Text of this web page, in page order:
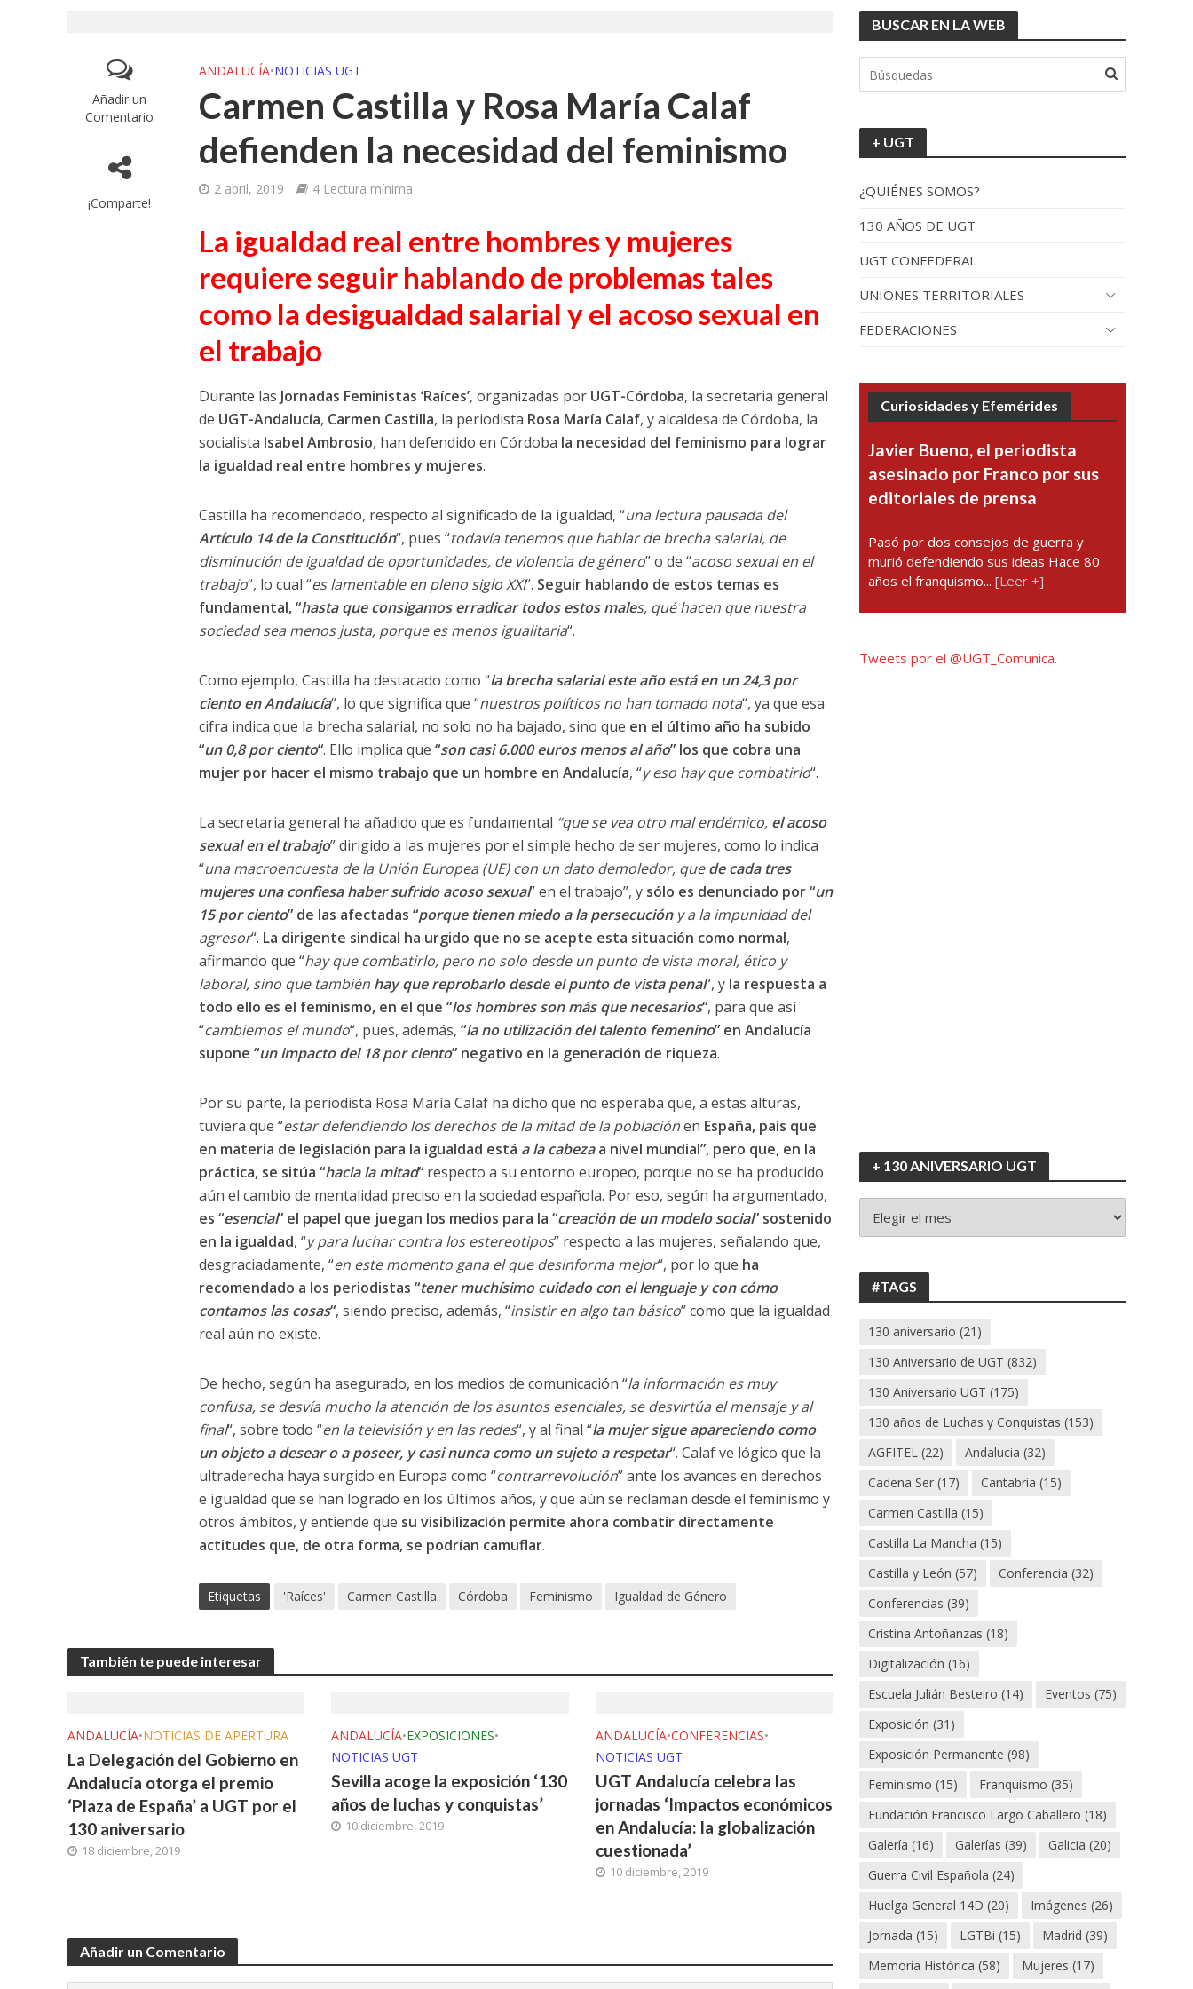
Añadir un
Comentario
¡Comparte!
ANDALUCÍA•NOTICIAS UGT
Carmen Castilla y Rosa María Calaf
defienden la necesidad del feminismo
2 abril, 2019 4 Lectura mínima
La igualdad real entre hombres y mujeres
requiere seguir hablando de problemas tales
como la desigualdad salarial y el acoso sexual en
el trabajo
Durante las Jornadas Feministas ‘Raíces’, organizadas por UGT-Córdoba, la secretaria general
de UGT-Andalucía, Carmen Castilla, la periodista Rosa María Calaf, y alcaldesa de Córdoba, la
socialista Isabel Ambrosio, han defendido en Córdoba la necesidad del feminismo para lograr
la igualdad real entre hombres y mujeres.
Castilla ha recomendado, respecto al significado de la igualdad, “una lectura pausada del
Artículo 14 de la Constitución“, pues “todavía tenemos que hablar de brecha salarial, de
disminución de igualdad de oportunidades, de violencia de género” o de “acoso sexual en el
trabajo“, lo cual “es lamentable en pleno siglo XXI“. Seguir hablando de estos temas es
fundamental, “hasta que consigamos erradicar todos estos males, qué hacen que nuestra
sociedad sea menos justa, porque es menos igualitaria“.
Como ejemplo, Castilla ha destacado como “la brecha salarial este año está en un 24,3 por
ciento en Andalucía“, lo que significa que “nuestros políticos no han tomado nota“, ya que esa
cifra indica que la brecha salarial, no solo no ha bajado, sino que en el último año ha subido
“un 0,8 por ciento“. Ello implica que“son casi 6.000 euros menos al año” los que cobra una
mujer por hacer el mismo trabajo que un hombre en Andalucía, “y eso hay que combatirlo“.
La secretaria general ha añadido que es fundamental “que se vea otro mal endémico, el acoso
sexual en el trabajo” dirigido a las mujeres por el simple hecho de ser mujeres, como lo indica
“una macroencuesta de la Unión Europea (UE) con un dato demoledor, quede cada tres
mujeres una confiesa haber sufrido acoso sexual” en el trabajo”, y sólo es denunciado por “un
15 por ciento” de las afectadas “porque tienen miedo a la persecucióny a la impunidad del
agresor“. La dirigente sindical ha urgido que no se acepte esta situación como normal,
afirmando que “hay que combatirlo, pero no solo desde un punto de vista moral, ético y
laboral, sino que también hay que reprobarlo desde el punto de vista penal“, y la respuesta a
todo ello es el feminismo, en el que “los hombres son más que necesarios“, para que así
“cambiemos el mundo“, pues, además,“la no utilización del talento femenino” en Andalucía
supone “un impacto del 18 por ciento” negativo en la generación de riqueza.
Por su parte, la periodista Rosa María Calaf ha dicho que no esperaba que, a estas alturas,
tuviera que “estar defendiendo los derechos de la mitad de la poblaciónen España, país que
en materia de legislación para la igualdad está a la cabezaa nivel mundial”, pero que, en la
práctica, se sitúa “hacia la mitad“ respecto a su entorno europeo, porque no se ha producido
aún el cambio de mentalidad preciso en la sociedad española. Por eso, según ha argumentado,
es “esencial” el papel que juegan los medios para la “creación de un modelo social” sostenido
en la igualdad, “y para luchar contra los estereotipos” respecto a las mujeres, señalando que,
desgraciadamente, “en este momento gana el que desinforma mejor“, por lo que ha
recomendado a los periodistas “tener muchísimo cuidado con el lenguaje y con cómo
contamos las cosas“, siendo preciso, además, “insistir en algo tan básico” como que la igualdad
real aún no existe.
De hecho, según ha asegurado, en los medios de comunicación “la información es muy
confusa, se desvía mucho la atención de los asuntos esenciales, se desvirtúa el mensaje y al
final“, sobre todo “en la televisión y en las redes“, y al final “la mujer sigue apareciendo como
un objeto a desear o a poseer, y casi nunca como un sujeto a respetar“. Calaf ve lógico que la
ultraderecha haya surgido en Europa como “contrarrevolución” ante los avances en derechos
e igualdad que se han logrado en los últimos años, y que aún se reclaman desde el feminismo y
otros ámbitos, y entiende que su visibilización permite ahora combatir directamente
actitudes que, de otra forma, se podrían camuflar.
Etiquetas 'Raíces' Carmen Castilla Córdoba Feminismo Igualdad de Género
También te puede interesar
ANDALUCÍA•NOTICIAS DE APERTURA
La Delegación del Gobierno en
Andalucía otorga el premio
‘Plaza de España’ a UGT por el
130 aniversario
18 diciembre, 2019
ANDALUCÍA•EXPOSICIONES•
NOTICIAS UGT
Sevilla acoge la exposición ‘130
años de luchas y conquistas’
10 diciembre, 2019
ANDALUCÍA•CONFERENCIAS•
NOTICIAS UGT
UGT Andalucía celebra las
jornadas ‘Impactos económicos
en Andalucía: la globalización
cuestionada’
10 diciembre, 2019
Añadir un Comentario
BUSCAR EN LA WEB
+ UGT
¿QUIÉNES SOMOS?
130 AÑOS DE UGT
UGT CONFEDERAL
UNIONES TERRITORIALES
FEDERACIONES
Curiosidades y Efemérides
Javier Bueno, el periodista
asesinado por Franco por sus
editoriales de prensa
Pasó por dos consejos de guerra y
murió defendiendo sus ideas Hace 80
años el franquismo...[Leer +]
Tweets por el @UGT_Comunica.
+ 130 ANIVERSARIO UGT
130
#TAGS
130 aniversario (21)
130 Aniversario de UGT (832)
130 Aniversario UGT (175)
130 años de Luchas y Conquistas (153)
AGFITEL (22) Andalucia (32)
Cadena Ser (17) Cantabria (15)
Carmen Castilla (15)
Castilla La Mancha (15)
Castilla y León (57) Conferencia (32)
Conferencias (39)
Cristina Antoñanzas (18)
Digitalización (16)
Escuela Julián Besteiro (14) Eventos (75)
Exposición (31)
Exposición Permanente (98)
Feminismo (15) Franquismo (35)
Fundación Francisco Largo Caballero (18)
Galería (16) Galerías (39) Galicia (20)
Guerra Civil Española (24)
Huelga General 14D (20) Imágenes (26)
Jornada (15) LGTBi (15) Madrid (39)
Memoria Histórica (58) Mujeres (17)